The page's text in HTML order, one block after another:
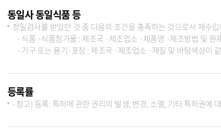
동일사 동일식품 등
정밀검사를 받았던 것 중 다음의 조건을 충족하는 것으로서 재수
- 식품 ·식품첨가물 : 제조국 ·제조업소 ·제품명 ·제조방법 및 원
- 기구 또는 용기·포장 : 제조국 ·제조업소 ·재질 및 바탕색상이
등록률
- 참고) 등록: 특허에 관한 권리의 발생, 변경, 소멸, 기타 특허권에